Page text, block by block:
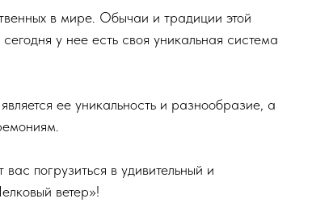
в мире. Обычаи и традиции этой
у нее есть своя уникальная система
ее уникальность и разнообразие, а
погрузиться в удивительный и
ветер»!